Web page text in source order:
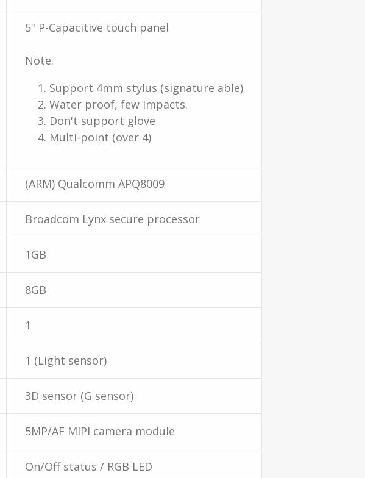
5" P-Capacitive touch panel
Note.
Support 4mm stylus (signature able)
Water proof, few impacts.
Don't support glove
Multi-point (over 4)
(ARM) Qualcomm APQ8009
Broadcom Lynx secure processor
1GB
8GB
1
1 (Light sensor)
3D sensor (G sensor)
5MP/AF MIPI camera module
On/Off status / RGB LED